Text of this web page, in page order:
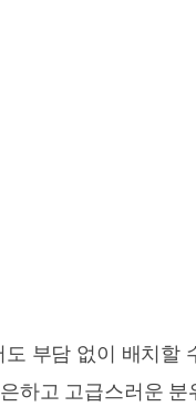
부담 없이 배치할
하고 고급스러운